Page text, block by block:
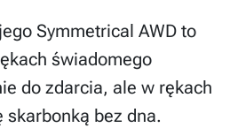
Symmetrical AWD to
świadomego
do zdarcia, ale w rękach
bez dna.